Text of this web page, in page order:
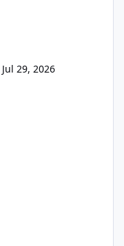
Jul 29, 2026